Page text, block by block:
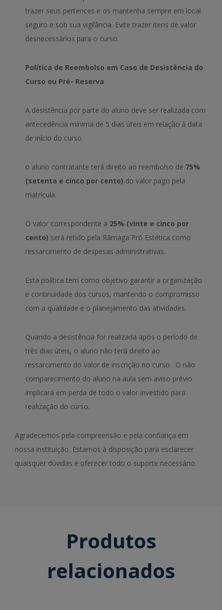
trazer seus pertences e os mantenha sempre em local
seguro e sob sua vigilância. Evite trazer itens de valor
desnecessários para o curso.
Política de Reembolso em Caso de Desistência do
Curso ou Pré- Reserva
A desistência por parte do aluno deve ser realizada com
antecedência mínima de 5 dias úteis em relação à data
de início do curso.
o aluno contratante terá direito ao reembolso de 75%
(setenta e cinco por cento) do valor pago pela
matrícula.
O valor correspondente a 25% (vinte e cinco por
cento) será retido pela Rãmaga Pró Estética como
ressarcimento de despesas administrativas.
Esta política tem como objetivo garantir a organização
e continuidade dos cursos, mantendo o compromisso
com a qualidade e o planejamento das atividades.
Quando a desistência for realizada após o período de
três dias úteis, o aluno não terá direito ao
ressarcimento do valor de inscrição no curso. O não
comparecimento do aluno na aula sem aviso prévio
implicará em perda de todo o valor investido para
realização do curso.
Agradecemos pela compreensão e pela confiança em
nossa instituição. Estamos à disposição para esclarecer
quaisquer dúvidas e oferecer todo o suporte necessário.
Produtos
relacionados